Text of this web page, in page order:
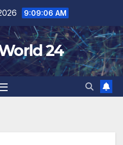
9:09:07 AM
24